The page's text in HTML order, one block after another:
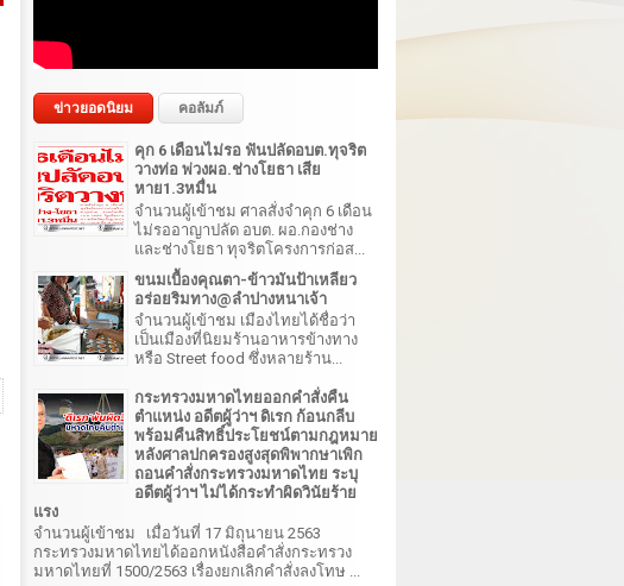
ข่าวยอดนิยม คอลัมภ์
คุก 6 เดือนไม่รอ ฟันปลัดอบต.ทุจริต
วางท่อ พ่วงผอ.ช่างโยธา เสีย
หาย1.3หมื่น
จำนวนผู้เข้าชม ศาลสั่งจำคุก 6 เดือน
ไม่รออาญาปลัด อบต. ผอ.กองช่าง
และช่างโยธา ทุจริตโครงการก่อส...
ขนมเบื้องคุณตา-ข้าวมันป้าเหลียว
อร่อยริมทาง@ลำปางหนาเจ้า
จำนวนผู้เข้าชม เมืองไทยได้ชื่อว่า
เป็นเมืองที่นิยมร้านอาหารข้างทาง
หรือ Street food ซึ่งหลายร้าน...
กระทรวงมหาดไทยออกคำสั่งคืน
ตำแหน่ง อดีตผู้ว่าฯ ดิเรก ก้อนกลีบ
พร้อมคืนสิทธิ์ประโยชน์ตามกฎหมาย
หลังศาลปกครองสูงสุดพิพากษาเพิก
ถอนคำสั่งกระทรวงมหาดไทย ระบุ
อดีตผู้ว่าฯ ไม่ได้กระทำผิดวินัยร้าย
แรง
จำนวนผู้เข้าชม เมื่อวันที่ 17 มิถุนายน 2563
กระทรวงมหาดไทยได้ออกหนังสือคำสั่งกระทรวง
มหาดไทยที่ 1500/2563 เรื่องยกเลิกคำสั่งลงโทษ ...